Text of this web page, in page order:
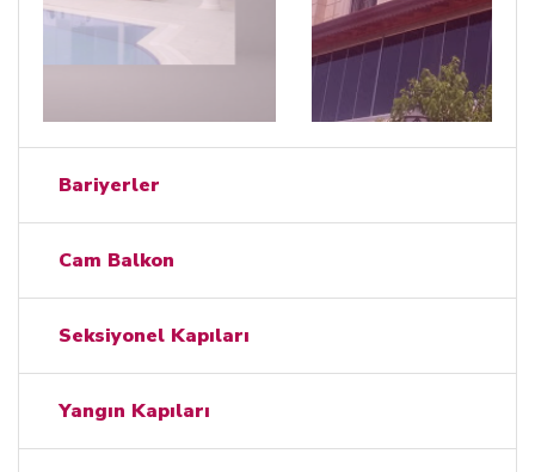
Bariyerler
Cam Balkon
Seksiyonel Kapıları
Yangın Kapıları